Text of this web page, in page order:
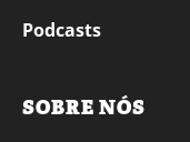
Podcasts
SOBRE NÓS